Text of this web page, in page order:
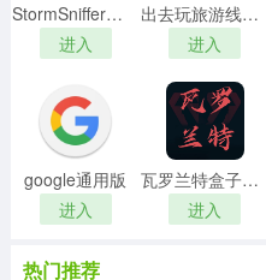
StormSniffer官方最新版
进入
出去玩旅游线路规划手机正版
进入
google通用版
进入
瓦罗兰特盒子官方正版
进入
热门推荐